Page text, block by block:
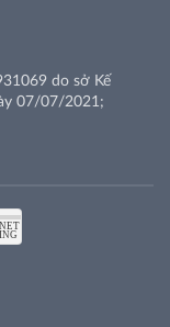
do sở Kế
07/07/2021;